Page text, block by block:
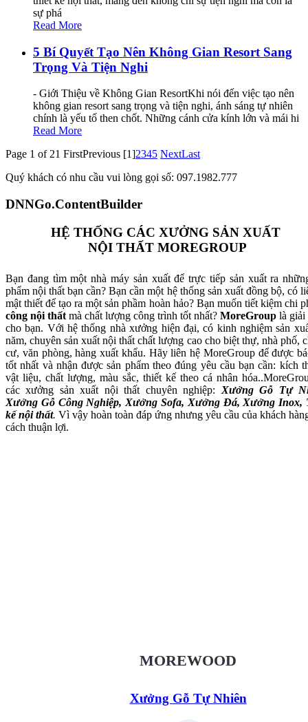
sự phá
Read More
5 Bí Quyết Tạo Nên Không Gian Resort Sang
Trọng Và Tiện Nghi
- Giới Thiệu về Không Gian ResortKhi nói đến việc tạo nên
không gian resort sang trọng và tiện nghi, ánh sáng tự nhiên
chính là yếu tố then chốt. Những cánh cửa kính lớn và mái hi
Read More
Page 1 of 21 FirstPrevious [1]2345 NextLast
Quý khách có nhu cầu vui lòng gọi số: 097.1982.777
DNNGo.ContentBuilder
HỆ THỐNG CÁC XƯỞNG SẢN XUẤT
NỘI THẤT MOREGROUP
Bạn đang tìm một nhà máy sản xuất để trực tiếp sản xuất ra
phẩm nội thất bạn cần? Bạn cần một hệ thống sản xuất đồng bộ, có
mật thiết để tạo ra một sản phầm hoàn hảo? Bạn muốn tiết kiệm chi
công nội thất mà chất lượng công trình tốt nhất? MoreGroup là giải
cho bạn. Với hệ thống nhà xưởng hiện đại, có kinh nghiệm sản
năm, chuyên sản xuất nội thất chất lượng cao cho biệt thự, nhà phố,
cư, văn phòng, hàng xuất khẩu. Hãy liên hệ MoreGroup để được
tốt nhất và nhận được sản phẩm theo đúng yêu cầu bạn cần: kích
vật liệu, chất lượng, màu sắc, thiết kế theo cá nhân
các xưởng sản xuất nội thất chuyên nghiệp: Xưởng Gỗ Tự
Xưởng Gỗ Công Nghiệp, Xưởng Sofa, Xưởng Đá, Xưởng Inox,
kế nội thất. Vì vậy hoàn toàn đáp ứng nhưng yêu cầu của khách
cách thuận lợi.
MOREWOOD
Xưởng Gỗ Tự Nhiên